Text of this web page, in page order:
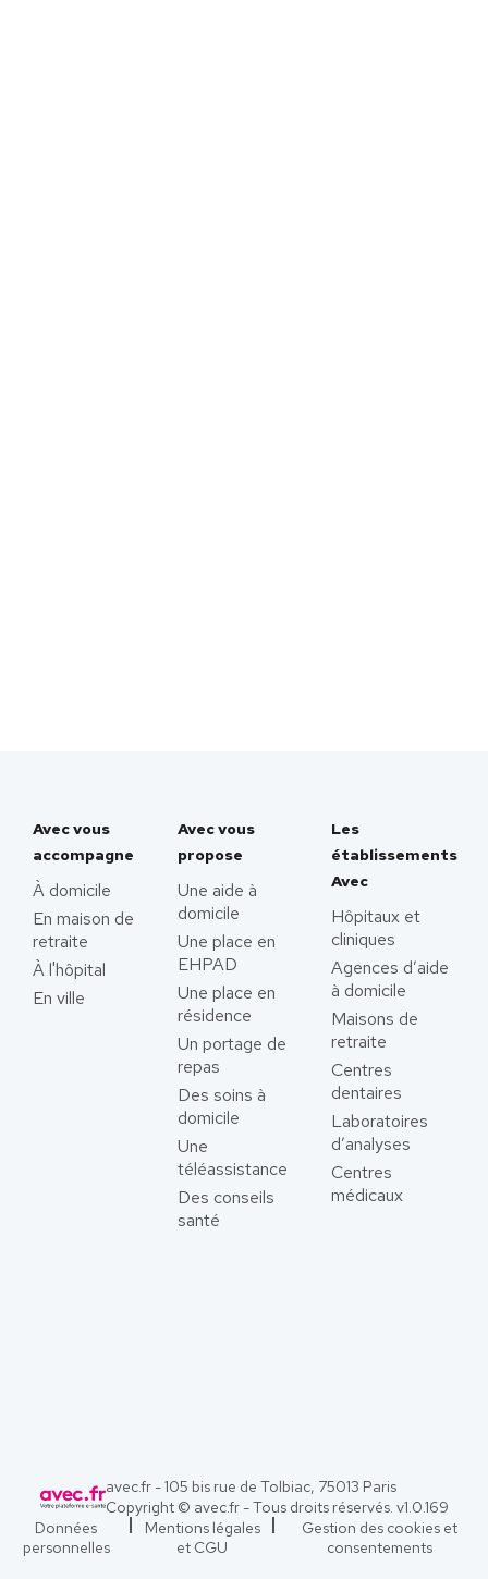
Avec vous
accompagne
À domicile
En maison de
retraite
À l'hôpital
En ville
Avec vous
propose
Une aide à
domicile
Une place en
EHPAD
Une place en
résidence
Un portage de
repas
Des soins à
domicile
Une
téléassistance
Des conseils
santé
Les
établissements
Avec
Hôpitaux et
cliniques
Agences d’aide
à domicile
Maisons de
retraite
Centres
dentaires
Laboratoires
d’analyses
Centres
médicaux
avec.fr - 105 bis rue de Tolbiac, 75013 Paris
Copyright © avec.fr - Tous droits réservés. v1.0.169
Données
personnelles
Mentions légales
et CGU
Gestion des cookies et
consentements